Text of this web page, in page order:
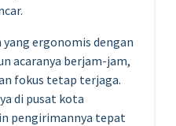
ergonomis dengan
acaranya berjam-jam,
fokus tetap terjaga.
di pusat kota
pengirimannya tepat